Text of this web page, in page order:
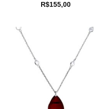
R$155,00